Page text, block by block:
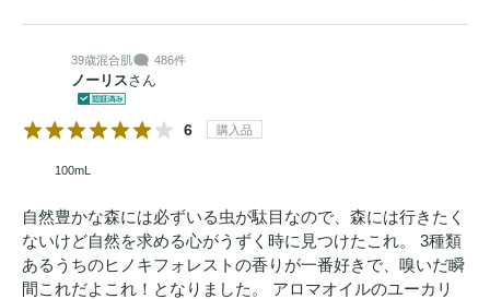
39歳混合肌 486件
ノーリスさん
6 購入品
100mL
自然豊かな森には必ずいる虫が駄目なので、森には行きたく
ないけど自然を求める心がうずく時に見つけたこれ。 3種類
あるうちのヒノキフォレストの香りが一番好きで、嗅いだ瞬
間これだよこれ！となりました。 アロマオイルのユーカリ